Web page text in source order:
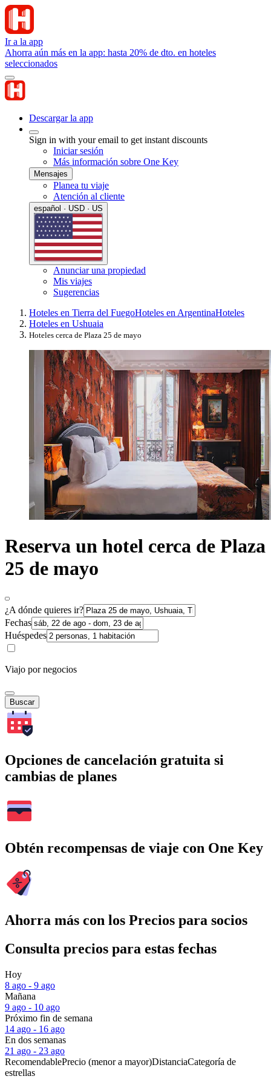
Ir a la app
Ahorra aún más en la app: hasta 20% de dto. en hoteles
seleccionados
Descargar la app
Sign in with your email to get instant discounts
Iniciar sesión
Más información sobre One Key
Mensajes
Planea tu viaje
Atención al cliente
español · USD · US
Anunciar una propiedad
Mis viajes
Sugerencias
Hoteles en Tierra del FuegoHoteles en ArgentinaHoteles
Hoteles en Ushuaia
Hoteles cerca de Plaza 25 de mayo
Reserva un hotel cerca de Plaza
25 de mayo
¿A dónde quieres ir?
Fechas
Huéspedes
Viajo por negocios
Buscar
Opciones de cancelación gratuita si
cambias de planes
Obtén recompensas de viaje con One Key
Ahorra más con los Precios para socios
Consulta precios para estas fechas
Hoy
8 ago - 9 ago
Mañana
9 ago - 10 ago
Próximo fin de semana
14 ago - 16 ago
En dos semanas
21 ago - 23 ago
RecomendablePrecio (menor a mayor)DistanciaCategoría de
estrellas